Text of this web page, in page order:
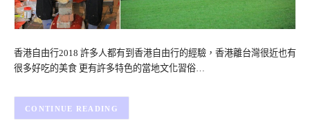
香港自由行2018 許多人都有到香港自由行的經驗，香港離台灣很近也有
很多好吃的美食 更有許多特色的當地文化習俗…
CONTINUE READING